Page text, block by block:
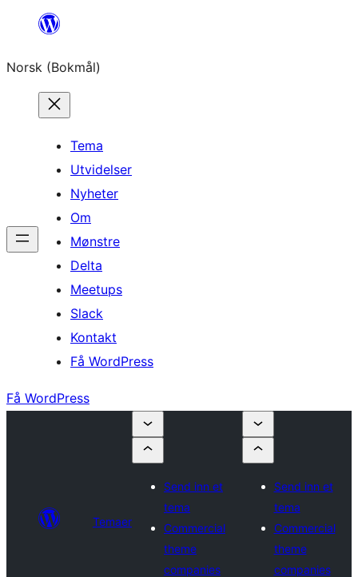
Hopp
innhold
Norsk (Bokmål)
Tema
Utvidelser
Nyheter
Om
Mønstre
Delta
Meetups
Slack
Kontakt
Få WordPress
Få WordPress
Temaer
Send inn et
tema
Commercial
theme
companies
Send inn et
tema
Commercial
theme
companies